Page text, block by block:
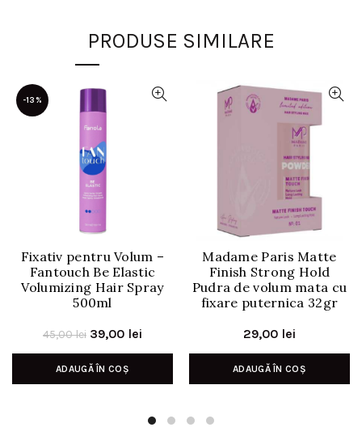
PRODUSE SIMILARE
-13%
Fixativ pentru Volum –
Fantouch Be Elastic
Volumizing Hair Spray
500ml
45,00lei Prețul
inițial
a
39,00 lei
curent
ADAUGĂ ÎN COȘ
Madame Paris Matte
Finish Strong Hold
Pudra de volum mata cu
fixare puternica 32gr
29,00 lei
ADAUGĂ ÎN COȘ